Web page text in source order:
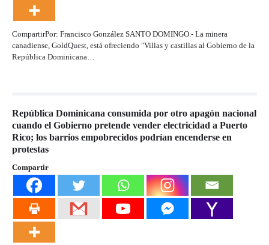
CompartirPor: Francisco González SANTO DOMINGO.- La minera
canadiense, GoldQuest, está ofreciendo "Villas y castillas al Gobierno de la
República Dominicana…
República Dominicana consumida por otro apagón nacional
cuando el Gobierno pretende vender electricidad a Puerto
Rico; los barrios empobrecidos podrían encenderse en
protestas
Compartir